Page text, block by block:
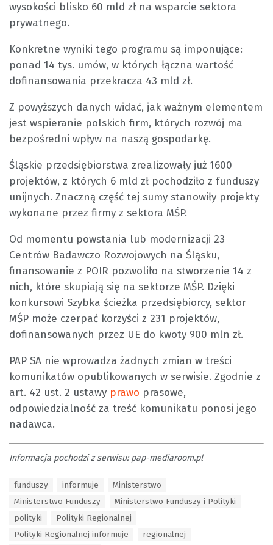
wysokości blisko 60 mld zł na wsparcie sektora
prywatnego.
Konkretne wyniki tego programu są imponujące:
ponad 14 tys. umów, w których łączna wartość
dofinansowania przekracza 43 mld zł.
Z powyższych danych widać, jak ważnym elementem
jest wspieranie polskich firm, których rozwój ma
bezpośredni wpływ na naszą gospodarkę.
Śląskie przedsiębiorstwa zrealizowały już 1600
projektów, z których 6 mld zł pochodziło z funduszy
unijnych. Znaczną część tej sumy stanowiły projekty
wykonane przez firmy z sektora MŚP.
Od momentu powstania lub modernizacji 23
Centrów Badawczo Rozwojowych na Śląsku,
finansowanie z POIR pozwoliło na stworzenie 14 z
nich, które skupiają się na sektorze MŚP. Dzięki
konkursowi Szybka ścieżka przedsiębiorcy, sektor
MŚP może czerpać korzyści z 231 projektów,
dofinansowanych przez UE do kwoty 900 mln zł.
PAP SA nie wprowadza żadnych zmian w treści
komunikatów opublikowanych w serwisie. Zgodnie z
art. 42 ust. 2 ustawy prawo prasowe,
odpowiedzialność za treść komunikatu ponosi jego
nadawca.
Informacja pochodzi z serwisu: pap-mediaroom.pl
funduszy informuje
Ministerstwo
Ministerstwo Funduszy
Ministerstwo Funduszy i Polityki
polityki
Polityki Regionalnej
Polityki Regionalnej informuje
regionalnej